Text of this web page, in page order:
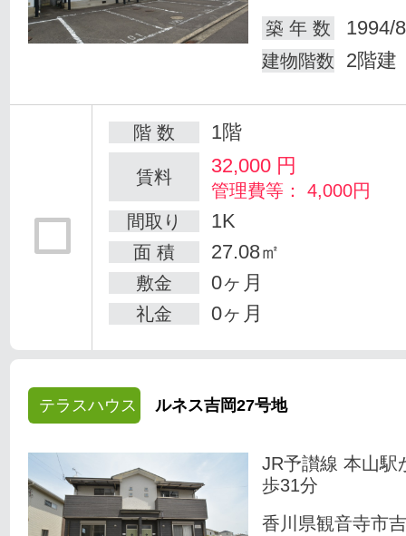
築 年 数
1994/
建物階数 2階建
階 数 1階
賃料 32,000 円
管理費等： 4,000円
間取り
1K
面 積 27.08㎡
敷金 0ヶ月
礼金 0ヶ月
テラスハウス ルネス吉岡27号地
JR予讃線 本山駅
歩31分
香川県観音寺市